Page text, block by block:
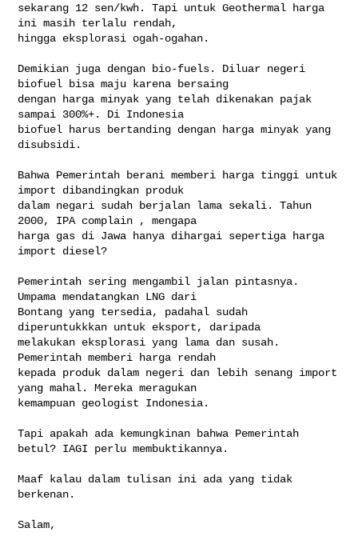
sekarang 12 sen/kwh. Tapi untuk Geothermal harga
ini masih terlalu rendah,
hingga eksplorasi ogah-ogahan.
Demikian juga dengan bio-fuels. Diluar negeri
biofuel bisa maju karena bersaing
dengan harga minyak yang telah dikenakan pajak
sampai 300%+. Di Indonesia
biofuel harus bertanding dengan harga minyak yang
disubsidi.
Bahwa Pemerintah berani memberi harga tinggi untuk
import dibandingkan produk
dalam negari sudah berjalan lama sekali. Tahun
2000, IPA complain , mengapa
harga gas di Jawa hanya dihargai sepertiga harga
import diesel?
Pemerintah sering mengambil jalan pintasnya.
Umpama mendatangkan LNG dari
Bontang yang tersedia, padahal sudah
diperuntukkkan untuk eksport, daripada
melakukan eksplorasi yang lama dan susah.
Pemerintah memberi harga rendah
kepada produk dalam negeri dan lebih senang import
yang mahal. Mereka meragukan
kemampuan geologist Indonesia.
Tapi apakah ada kemungkinan bahwa Pemerintah
betul? IAGI perlu membuktikannya.
Maaf kalau dalam tulisan ini ada yang tidak
berkenan.
Salam,